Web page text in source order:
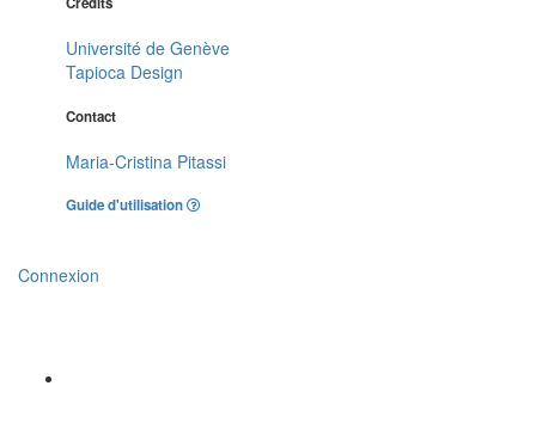
Université de Genève
Tapioca Design
Contact
Maria-Cristina Pitassi
Guide d'utilisation
Connexion